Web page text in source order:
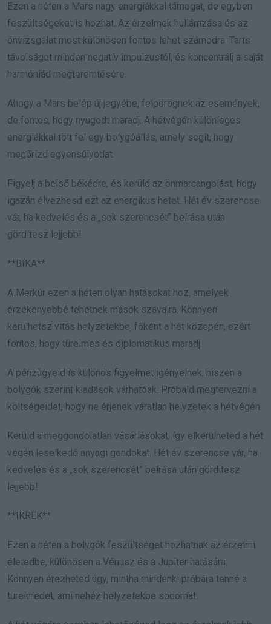
Ezen a héten a Mars nagy energiákkal támogat, de egyben
feszültségeket is hozhat. Az érzelmek hullámzása és az
önvizsgálat most különösen fontos lehet számodra. Tarts
távolságot minden negatív impulzustól, és koncentrálj a saját
harmóniád megteremtésére.
Ahogy a Mars belép új jegyébe, felpörögnek az események,
de fontos, hogy nyugodt maradj. A hétvégén különleges
energiákkal tölt fel egy bolygóállás, amely segít, hogy
megőrizd egyensúlyodat.
Figyelj a belső békédre, és kerüld az önmarcangolást, hogy
igazán élvezhesd ezt az energikus hetet. Hét év szerencse
vár, ha kedvelés és a „sok szerencsét” beírása után
gördítesz lejjebb!
**BIKA**
A Merkúr ezen a héten olyan hatásokat hoz, amelyek
érzékenyebbé tehetnek mások szavaira. Könnyen
kerülhetsz vitás helyzetekbe, főként a hét közepén, ezért
fontos, hogy türelmes és diplomatikus maradj.
A pénzügyeid is különös figyelmet igényelnek, hiszen a
bolygók szerint kiadások várhatóak. Próbáld megtervezni a
költségeidet, hogy ne érjenek váratlan helyzetek a hétvégén.
Kerüld a meggondolatlan vásárlásokat, így elkerülheted a hét
végén leselkedő anyagi gondokat. Hét év szerencse vár, ha
kedvelés és a „sok szerencsét” beírása után gördítesz
lejjebb!
**IKREK**
Ezen a héten a bolygók feszültséget hozhatnak az érzelmi
életedbe, különösen a Vénusz és a Jupiter hatására.
Könnyen érezheted úgy, mintha mindenki próbára tenné a
türelmedet, ami nehéz helyzetekbe sodorhat.